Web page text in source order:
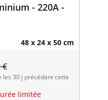
- 220A -
48 x 24 x 50 cm
€
les 30 j précédant cette
limitée